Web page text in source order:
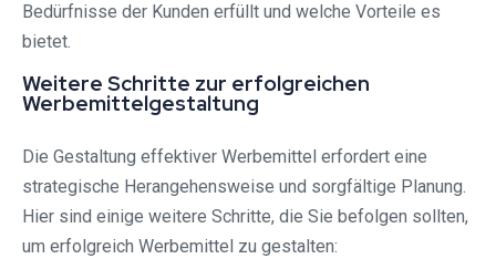
Bedürfnisse der Kunden erfüllt und welche Vorteile es
bietet.
Weitere Schritte zur erfolgreichen
Werbemittelgestaltung
Die Gestaltung effektiver Werbemittel erfordert eine
strategische Herangehensweise und sorgfältige Planung.
Hier sind einige weitere Schritte, die Sie befolgen sollten,
um erfolgreich Werbemittel zu gestalten: